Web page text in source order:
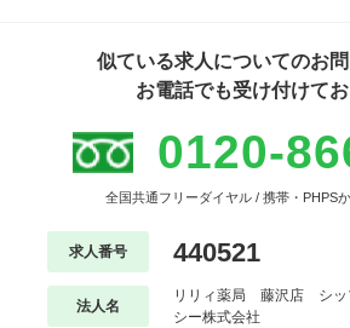
似ている求人についてのお
お電話でも受け付けて
0120-
全国共通フリーダイヤル / 携帯・PHPS
求人番号 440521
法人名
リリィ薬局 藤沢店 シッ
シー株式会社